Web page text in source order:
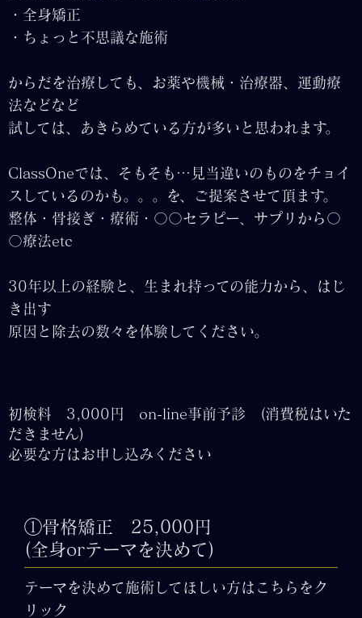
・全身矯正
・ちょっと不思議な施術
からだを治療しても、お薬や機械・治療器、運動療
法などなど
試しては、あきらめている方が多いと思われます。
ClassOneでは、そもそも…見当違いのものをチョイ
スしているのかも。。。を、ご提案させて頂ます。
整体・骨接ぎ・療術・〇〇セラピー、サプリから〇
〇療法etc
30年以上の経験と、生まれ持っての能力から、はじ
き出す
原因と除去の数々を体験してください。
初検料 3,000円 on-line事前予診 (消費税はいた
だきません)
必要な方はお申し込みください
①骨格矯正 25,000円
(全身orテーマを決めて)
テーマを決めて施術してほしい方はこちらをク
リック